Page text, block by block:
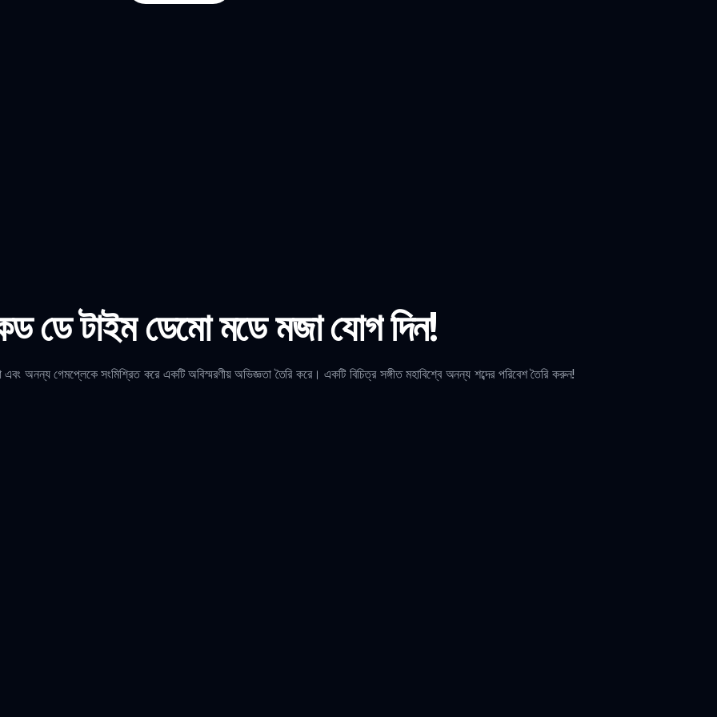
ডে টাইম ডেমো মডে মজা যোগ দিন!
অনন্য গেমপ্লেকে সংমিশ্রিত করে একটি অবিস্মরণীয় অভিজ্ঞতা তৈরি করে। একটি বিচিত্র সঙ্গীত মহাবিশ্বে অনন্য শব্দের পরিবেশ তৈরি করুন!